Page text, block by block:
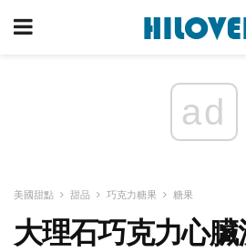
ad
美國甜點 甜品 巧克力糖果 糖果
大理石巧克力心臟